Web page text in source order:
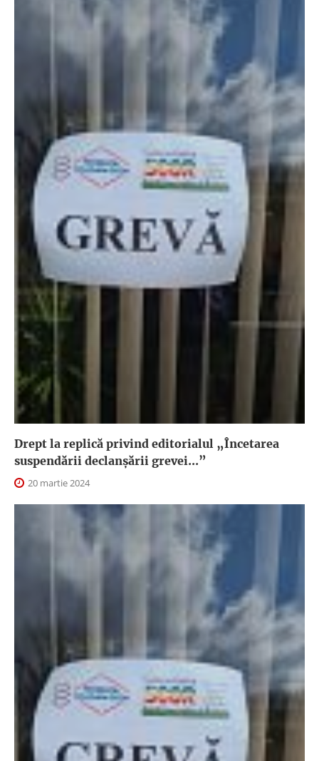
Drept la replică privind editorialul „Încetarea
suspendării declanşării grevei...”
20 martie 2024